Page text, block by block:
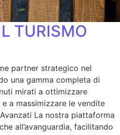
TURISMO
partner strategico nel
una gamma completa di
mirati a ottimizzare
a massimizzare le vendite
La nostra piattaforma
all’avanguardia, facilitando